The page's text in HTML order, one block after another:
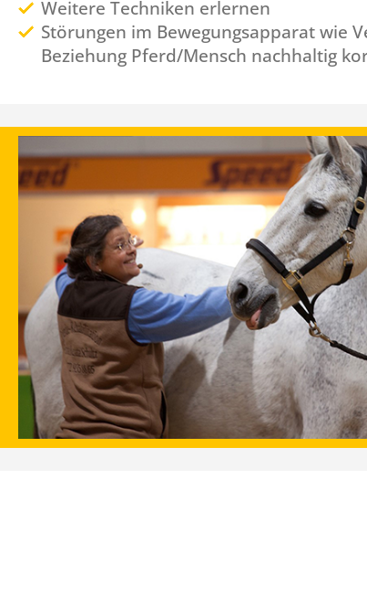
Weitere Techniken erlernen
Störungen im Bewegungsapparat wie
Beziehung Pferd/Mensch nachhaltig